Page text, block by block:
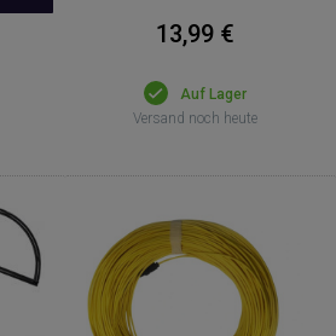
13,99 €
Auf Lager
Versand noch heute